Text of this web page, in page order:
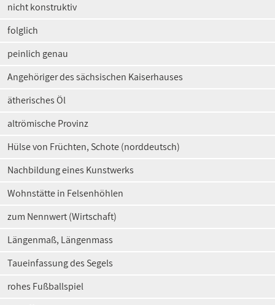
nicht konstruktiv
folglich
peinlich genau
Angehöriger des sächsischen Kaiserhauses
ätherisches Öl
altrömische Provinz
Hülse von Früchten, Schote (norddeutsch)
Nachbildung eines Kunstwerks
Wohnstätte in Felsenhöhlen
zum Nennwert (Wirtschaft)
Längenmaß, Längenmass
Taueinfassung des Segels
rohes Fußballspiel